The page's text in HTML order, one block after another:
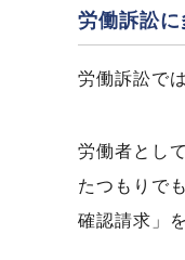
労働訴訟に
労働訴訟で
労働者とし
たつもりで
確認請求」